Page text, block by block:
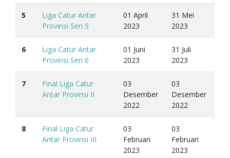
5
Liga Catur Antar
Provinsi Seri 5
01 April
2023
31 Mei
2023
6
Liga Catur Antar
Provinsi Seri 6
01 Juni
2023
31 Juli
2023
7
Final Liga Catur
Antar Provinsi II
03
Desember
2022
03
Desember
2022
8
Final Liga Catur
Antar Provinsi III
03
Februari
2023
03
Februari
2023